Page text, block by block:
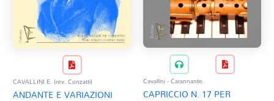
CAVALLINI E. (rev. Conzatti)
ANDANTE E VARIAZIONI
Cavallini - Carannante
CAPRICCIO N. 17 PER